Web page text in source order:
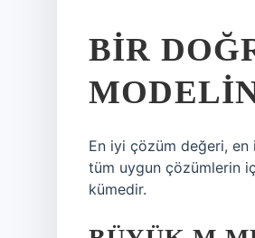
BIR
En iyi çözüm değeri, en
tüm uygun çözümlerin
kümedir.